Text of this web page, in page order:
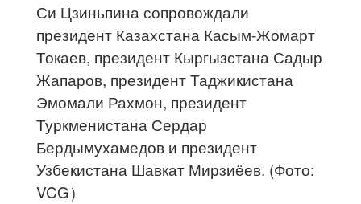
Си Цзиньпина сопровождали
президент Казахстана Касым-Жомарт
Токаев, президент Кыргызстана Садыр
Жапаров, президент Таджикистана
Эмомали Рахмон, президент
Туркменистана Сердар
Бердымухамедов и президент
Узбекистана Шавкат Мирзиёев. (Фото:
VCG）